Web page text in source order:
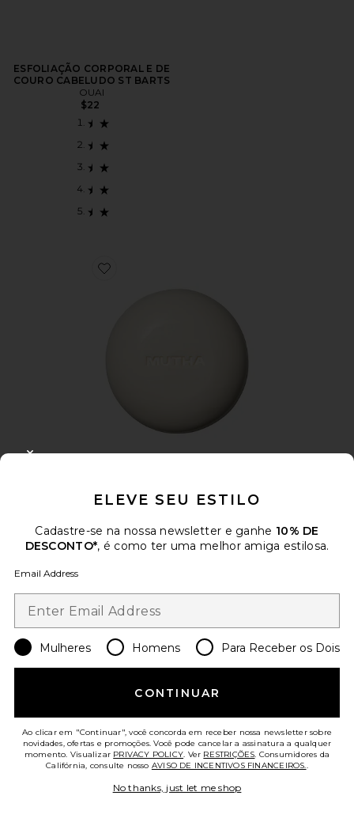
ESFOLIAÇÃO CORPORAL E DE
COURO CABELUDO ST BARTS
OUAI
$22
Favorite BARRA DE SABONETE CORPORAL
Mais Vendidos
BARRA DE SABONETE
CORPORAL
MUTHA
Favorite ESFOLIANTE PARA BATIDAS BUMP SCRUB
ELEVE SEU ESTILO
Cadastre-se na nossa newsletter e ganhe 10% DE
DESCONTO*, é como ter uma melhor amiga estilosa.
Email Address
Mulheres Homens Para Receber os Dois
CONTINUAR
Ao clicar em "Continuar", você concorda em receber nossa newsletter sobre
novidades, ofertas e promoções. Você pode cancelar a assinatura a qualquer
momento. Visualizar PRIVACY POLICY. Ver RESTRIÇÕES. Consumidores da
Califórnia, consulte nosso AVISO DE INCENTIVOS FINANCEIROS..
No thanks, just let me shop